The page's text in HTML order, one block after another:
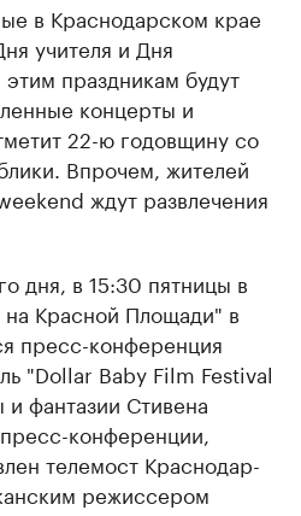
в Краснодарском крае
учителя и Дня
праздникам будут
концерты и
22-ю годовщину со
Впрочем, жителей
ждут развлечения
дня, в 15:30 пятницы в
на Красной Площади" в
пресс-конференция
"Dollar Baby Film Festival
фантазии Стивена
конференции,
телемост Краснодар-
режиссером